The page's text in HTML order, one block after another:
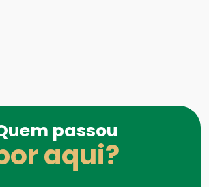
passou
aqui?